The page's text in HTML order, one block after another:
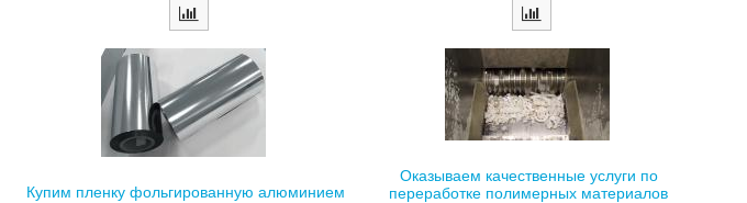
Купим пленку фольгированную алюминием
Оказываем качественные услуги по
переработке полимерных материалов